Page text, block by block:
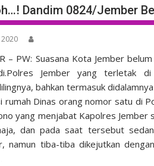
Dandim 0824/Jember
2020
– PW: Suasana Kota Jember
Jember yang terletak
bahkan termasuk
rumah Dinas orang nomor satu di
yang menjabat Kapolres Jember
dan pada saat tersebut
namun tiba-tiba dikejutkan